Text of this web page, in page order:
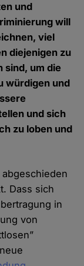
und
will
viel
diejenigen zu
sind, um die
würdigen und
und sich
zu loben und
Dass sich
in
von